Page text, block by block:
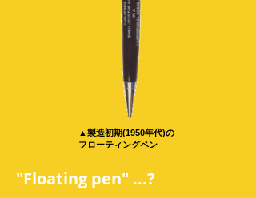
▲製造初期(1950年代)の
フローティングペン
"Floating pen" ...?